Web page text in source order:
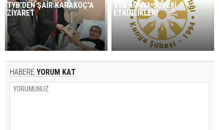
TYB'DEN ŞAİR KARAKOÇ'A
ZİYARET
TYB KONYA ŞUBESİ
ETKİNLİKLERİ
HABERE YORUM KAT